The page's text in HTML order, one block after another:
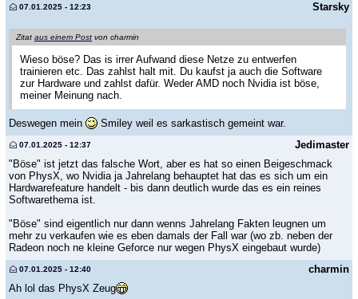
Starsky
07.01.2025 - 12:23
Zitat aus einem Post von charmin
Wieso böse? Das is irrer Aufwand diese Netze zu entwerfen
trainieren etc. Das zahlst halt mit. Du kaufst ja auch die Software
zur Hardware und zahlst dafür. Weder AMD noch Nvidia ist böse,
meiner Meinung nach.
Deswegen mein
Smiley weil es sarkastisch gemeint war.
Jedimaster
07.01.2025 - 12:37
"Böse" ist jetzt das falsche Wort, aber es hat so einen Beigeschmack
von PhysX, wo Nvidia ja Jahrelang behauptet hat das es sich um ein
Hardwarefeature handelt - bis dann deutlich wurde das es ein reines
Softwarethema ist.
"Böse" sind eigentlich nur dann wenns Jahrelang Fakten leugnen um
mehr zu verkaufen wie es eben damals der Fall war (wo zb. neben der
Radeon noch ne kleine Geforce nur wegen PhysX eingebaut wurde)
charmin
07.01.2025 - 12:40
Ah lol das PhysX Zeug